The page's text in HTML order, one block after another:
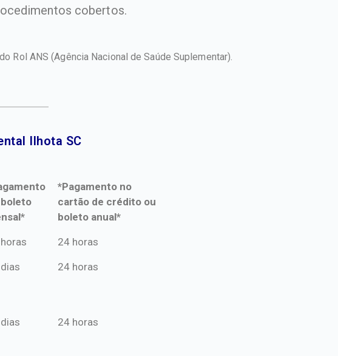
cobertos.
Rol ANS(Agência Nacional de Saúde Suplementar).
Ilhota SC​
*Pagamento no
cartão de crédito ou
boleto anual*
*Pagamento no
boleto anual*
24 horas
24 horas
24 horas